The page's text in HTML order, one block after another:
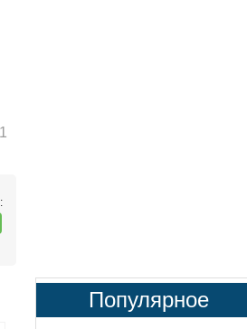
Популярное